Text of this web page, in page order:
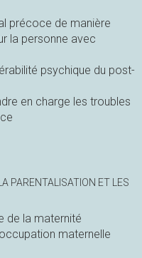
précoce de manière
la personne avec
psychique du post-
en charge les troubles
PARENTALISATION ET LES
de la maternité
maternelle